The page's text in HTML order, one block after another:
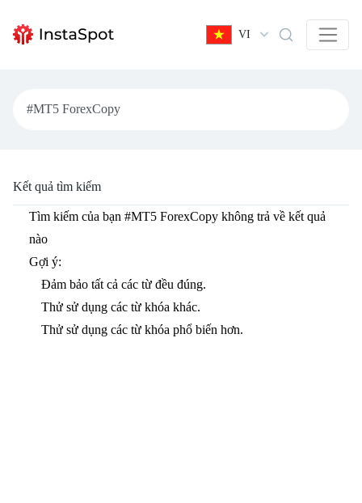
VI
Kết quả tìm kiếm
Tìm kiếm của bạn #MT5 ForexCopy không trả về kết quả
nào
Gợi ý:
Đảm bảo tất cả các từ đều đúng.
Thử sử dụng các từ khóa khác.
Thử sử dụng các từ khóa phổ biến hơn.